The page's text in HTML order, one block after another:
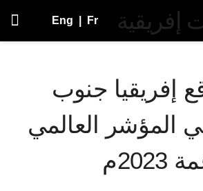
Eng Fr
إفريقيا جنوب
المؤشر العالمي